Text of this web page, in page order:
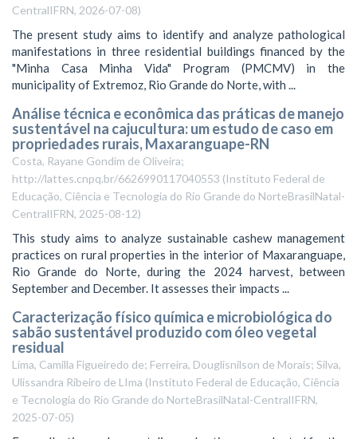
CentralIFRN, 2026-07-08)
The present study aims to identify and analyze pathological
manifestations in three residential buildings financed by the
"Minha Casa Minha Vida" Program (PMCMV) in the
municipality of Extremoz, Rio Grande do Norte, with ...
Análise técnica e econômica das práticas de manejo
sustentável na cajucultura: um estudo de caso em
propriedades rurais, Maxaranguape-RN
Costa, Rayane Gondim de Oliveira;
http://lattes.cnpq.br/6626990117040553 (Instituto Federal de
Educação, Ciência e Tecnologia do Rio Grande do NorteBrasilNatal-
CentralIFRN, 2025-08-12)
This study aims to analyze sustainable cashew management
practices on rural properties in the interior of Maxaranguape,
Rio Grande do Norte, during the 2024 harvest, between
September and December. It assesses their impacts ...
Caracterização físico química e microbiológica do
sabão sustentável produzido com óleo vegetal
residual
Lima, Camilla Figueiredo de; Ferreira, Douglisnilson de Morais; Silva,
Ulissandra Ribeiro de LIma (Instituto Federal de Educação, Ciência
e Tecnologia do Rio Grande do NorteBrasilNatal-CentralIFRN,
2025-07-05)